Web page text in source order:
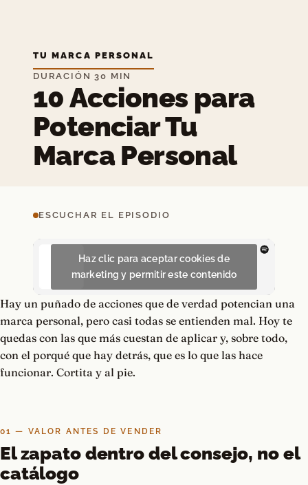
TU MARCA PERSONAL
DURACIÓN 30 MIN
10 Acciones para
Potenciar Tu
Marca Personal
ESCUCHAR EL EPISODIO
Haz clic para aceptar cookies de
marketing y permitir este contenido
Hay un puñado de acciones que de verdad potencian una
marca personal, pero casi todas se entienden mal. Hoy te
quedas con las que más cuestan de aplicar y, sobre todo,
con el porqué que hay detrás, que es lo que las hace
funcionar. Cortita y al pie.
01 — VALOR ANTES DE VENDER
El zapato dentro del consejo, no el
catálogo